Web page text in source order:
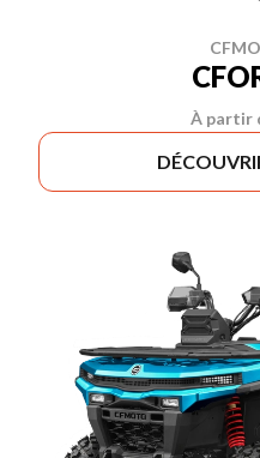
À partir